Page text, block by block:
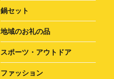
鍋セット
地域のお礼の品
スポーツ・アウトドア
ファッション